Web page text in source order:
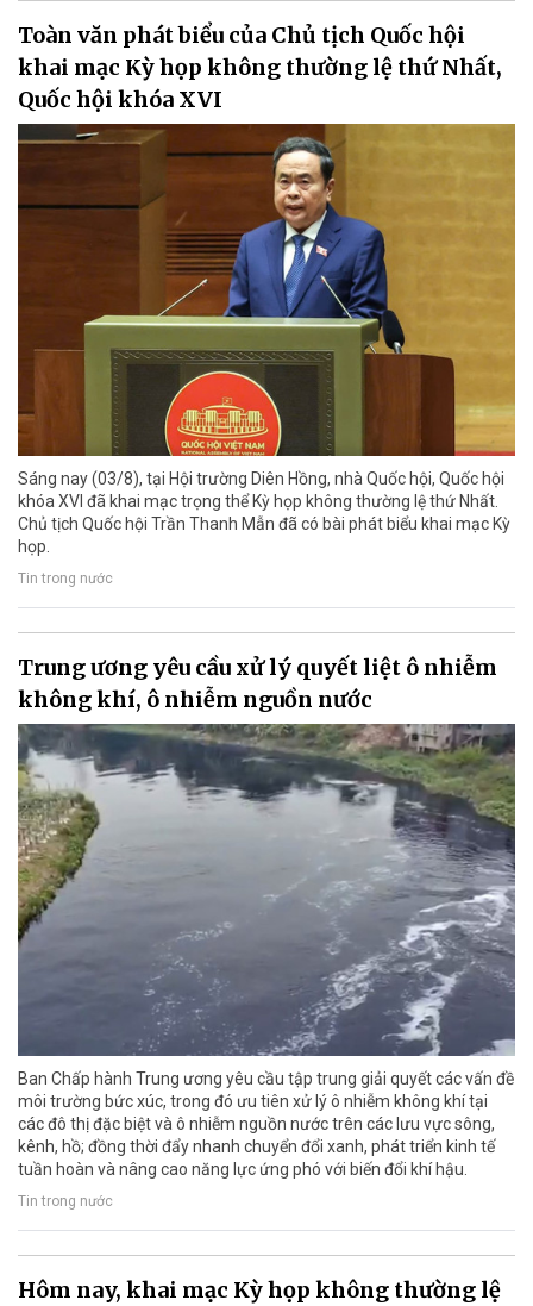
Toàn văn phát biểu của Chủ tịch Quốc hội
khai mạc Kỳ họp không thường lệ thứ Nhất,
Quốc hội khóa XVI
Sáng nay (03/8), tại Hội trường Diên Hồng, nhà Quốc hội, Quốc hội
khóa XVI đã khai mạc trọng thể Kỳ họp không thường lệ thứ Nhất.
Chủ tịch Quốc hội Trần Thanh Mẫn đã có bài phát biểu khai mạc Kỳ
họp.
Tin trong nước
Trung ương yêu cầu xử lý quyết liệt ô nhiễm
không khí, ô nhiễm nguồn nước
Ban Chấp hành Trung ương yêu cầu tập trung giải quyết các vấn đề
môi trường bức xúc, trong đó ưu tiên xử lý ô nhiễm không khí tại
các đô thị đặc biệt và ô nhiễm nguồn nước trên các lưu vực sông,
kênh, hồ; đồng thời đẩy nhanh chuyển đổi xanh, phát triển kinh tế
tuần hoàn và nâng cao năng lực ứng phó với biến đổi khí hậu.
Tin trong nước
Hôm nay, khai mạc Kỳ họp không thường lệ